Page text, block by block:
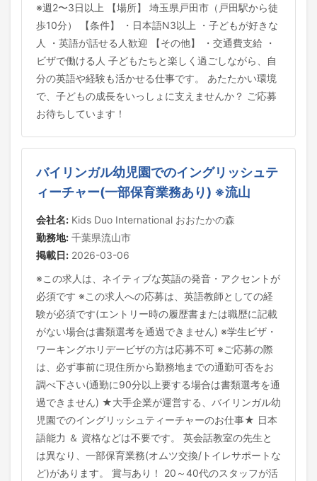
※週2〜3日以上 【場所】 埼玉県戸田市（戸田駅から徒
歩10分） 【条件】 ・日本語N3以上 ・子どもが好きな
人 ・英語が話せる人歓迎 【その他】 ・交通費支給 ・
ビザで働ける人 子どもたちと楽しく過ごしながら、自
分の英語や経験も活かせる仕事です。 あたたかい環境
で、子どもの成長をいっしょに支えませんか？ ご応募
お待ちしています！
バイリンガル幼児園でのイングリッシュテ
ィーチャー(一部保育業務あり) ※流山
会社名: Kids Duo International おおたかの森
勤務地: 千葉県流山市
掲載日: 2026-03-06
※この求人は、ネイティブな英語の発音・アクセントが
必須です ※この求人への応募は、英語教師としての経
験が必須です(エントリー時の履歴書または職歴に記載
がない場合は書類選考を通過できません) ※学生ビザ・
ワーキングホリデービザの方は応募不可 ※ご応募の際
は、必ず事前に現住所から勤務地までの通勤可否をお
調べ下さい(通勤に90分以上要する場合は書類選考を通
過できません) ★大手企業が運営する、バイリンガル幼
児園でのイングリッシュティーチャーのお仕事★ 日本
語能力 ＆ 資格などは不要です。 英会話教室の先生と
は異なり、一部保育業務(オムツ交換/トイレサポートな
ど)があります。 賞与あり！ 20～40代のスタッフが活